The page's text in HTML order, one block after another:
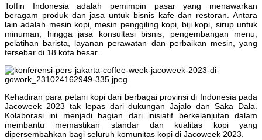
Toffin Indonesia adalah pemimpin pasar yang menawarkan
beragam produk dan jasa untuk bisnis kafe dan restoran. Antara
lain adalah mesin kopi, mesin penggiling kopi, biji kopi, sirup untuk
minuman, hingga jasa konsultasi bisnis, pengembangan menu,
pelatihan barista, layanan perawatan dan perbaikan mesin, yang
tersebar di 18 kota besar.
Kehadiran para petani kopi dari berbagai provinsi di Indonesia pada
Jacoweek 2023 tak lepas dari dukungan Jajalo dan Saka Dala.
Kolaborasi ini menjadi bagian dari inisiatif berkelanjutan dalam
membantu memastikan standar dan kualitas kopi yang
dipersembahkan bagi seluruh komunitas kopi di Jacoweek 2023.